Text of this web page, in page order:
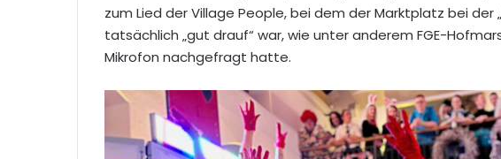
zum Lied der Village People, bei dem der Marktplatz bei der
tatsächlich „gut drauf“ war, wie unter anderem FGE-
Mikrofon nachgefragt hatte.